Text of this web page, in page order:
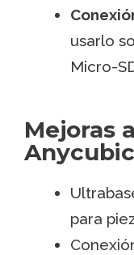
usarlo
Micro-
Mejoras
para